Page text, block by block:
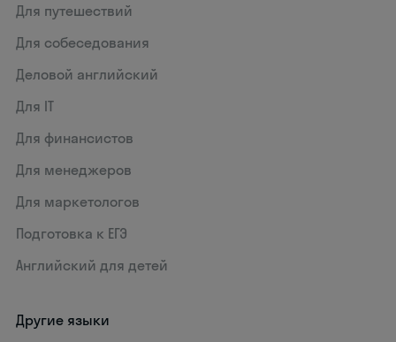
Для путешествий
Для собеседования
Деловой английский
Для IT
Для финансистов
Для менеджеров
Для маркетологов
Подготовка к ЕГЭ
Английский для детей
Другие языки